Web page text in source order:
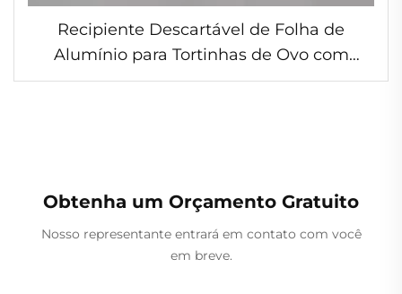
Recipiente Descartável de Folha de
Alumínio para Tortinhas de Ovo com
Parede Franzida TIA YB24 – Molde Circular
Obtenha um Orçamento Gratuito
Nosso representante entrará em contato com você
em breve.